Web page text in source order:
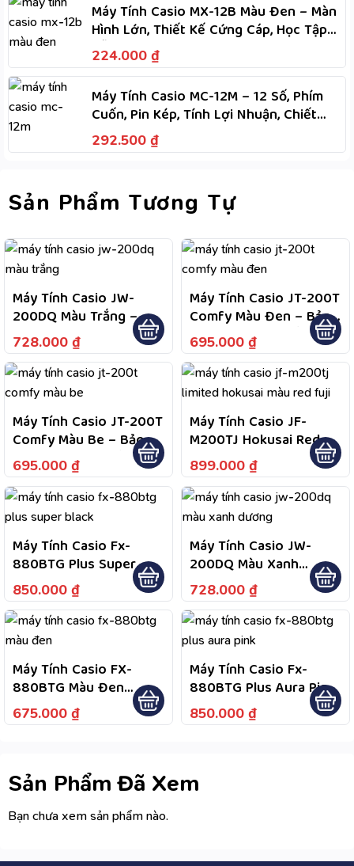
Máy Tính Casio MX-12B Màu Đen – Màn
Hình Lớn, Thiết Kế Cứng Cáp, Học Tập
Dễ Dàng
224.000 ₫
Máy Tính Casio MC-12M – 12 Số, Phím
Cuốn, Pin Kép, Tính Lợi Nhuận, Chiết
Khấu, M+, M-
292.500 ₫
Sản Phẩm Tương Tự
Máy Tính Casio JW-
200DQ Màu Trắng –
Màn Hình LCD 12 Chữ
Số, Phím Bấm Êm,
Nguồn Năng Lượng Mặt
Trời Kết Hợp Pin
728.000 ₫
Máy Tính Casio JT-200T
Comfy Màu Đen – Bảo
Hành 7 Năm; 1 Đổi 1
Năm Đầu Nếu Lỗi Do
Nhà Sản Xuất; Hỗ Trợ
Bảo Hành 2 Chiều
695.000 ₫
Máy Tính Casio JT-200T
Comfy Màu Be – Bảo
Hành 7 Năm, 1 Đổi 1
Trong Năm Đầu Nếu Lỗi
Do Nhà Sản Xuất, Hỗ
Trợ Bảo Hành 2 Chiều
695.000 ₫
Máy Tính Casio JF-
M200TJ Hokusai Red
Fuji – Bảo Hành Chính
Hãng 7 Năm, Hỗ Trợ Tư
Vấn Và Kiểm Tra Bảo
Hành Theo Chính Sách
Sản Phẩm
899.000 ₫
Máy Tính Casio Fx-
880BTG Plus Super
Black – Bảo Hành 7
Năm Và 1 Đổi 1 Trong
Năm Đầu
850.000 ₫
Máy Tính Casio JW-
200DQ Màu Xanh
Dương – Màn Hình LCD
Lớn Dễ Quan Sát, Phím
Bấm Êm, Thiết Kế Mỏng
Nhẹ Để Bàn Cầm Tay
728.000 ₫
Máy Tính Casio FX-
880BTG Màu Đen
Fullbox Bảo Hành 7
Năm
675.000 ₫
Máy Tính Casio Fx-
880BTG Plus Aura Pink
– Bảo Hành Dài Hạn 7
Năm, Hỗ Trợ Đổi Mới
850.000 ₫
Sản Phẩm Đã Xem
Bạn chưa xem sản phẩm nào.